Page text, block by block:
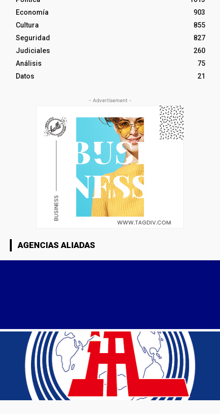
Economía
903
Cultura
855
Seguridad
827
Judiciales
260
Análisis
75
Datos
21
- Advertisement -
AGENCIAS ALIADAS